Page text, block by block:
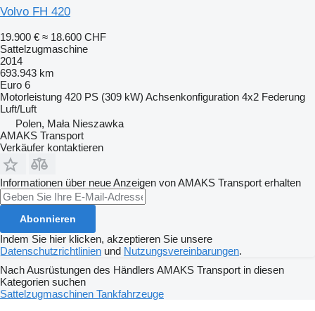
Volvo FH 420
19.900 € ≈ 18.600 CHF
Sattelzugmaschine
2014
693.943 km
Euro 6
Motorleistung 420 PS (309 kW) Achsenkonfiguration 4x2 Federung
Luft/Luft
Polen, Mała Nieszawka
AMAKS Transport
Verkäufer kontaktieren
Informationen über neue Anzeigen von AMAKS Transport erhalten
Abonnieren
Indem Sie hier klicken, akzeptieren Sie unsere
Datenschutzrichtlinien und Nutzungsvereinbarungen.
Nach Ausrüstungen des Händlers AMAKS Transport in diesen
Kategorien suchen
Sattelzugmaschinen Tankfahrzeuge